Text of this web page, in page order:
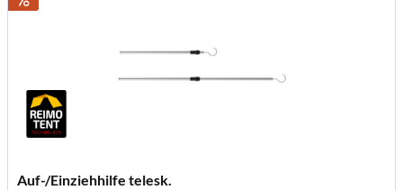
Auf-/Einziehhilfe telesk.